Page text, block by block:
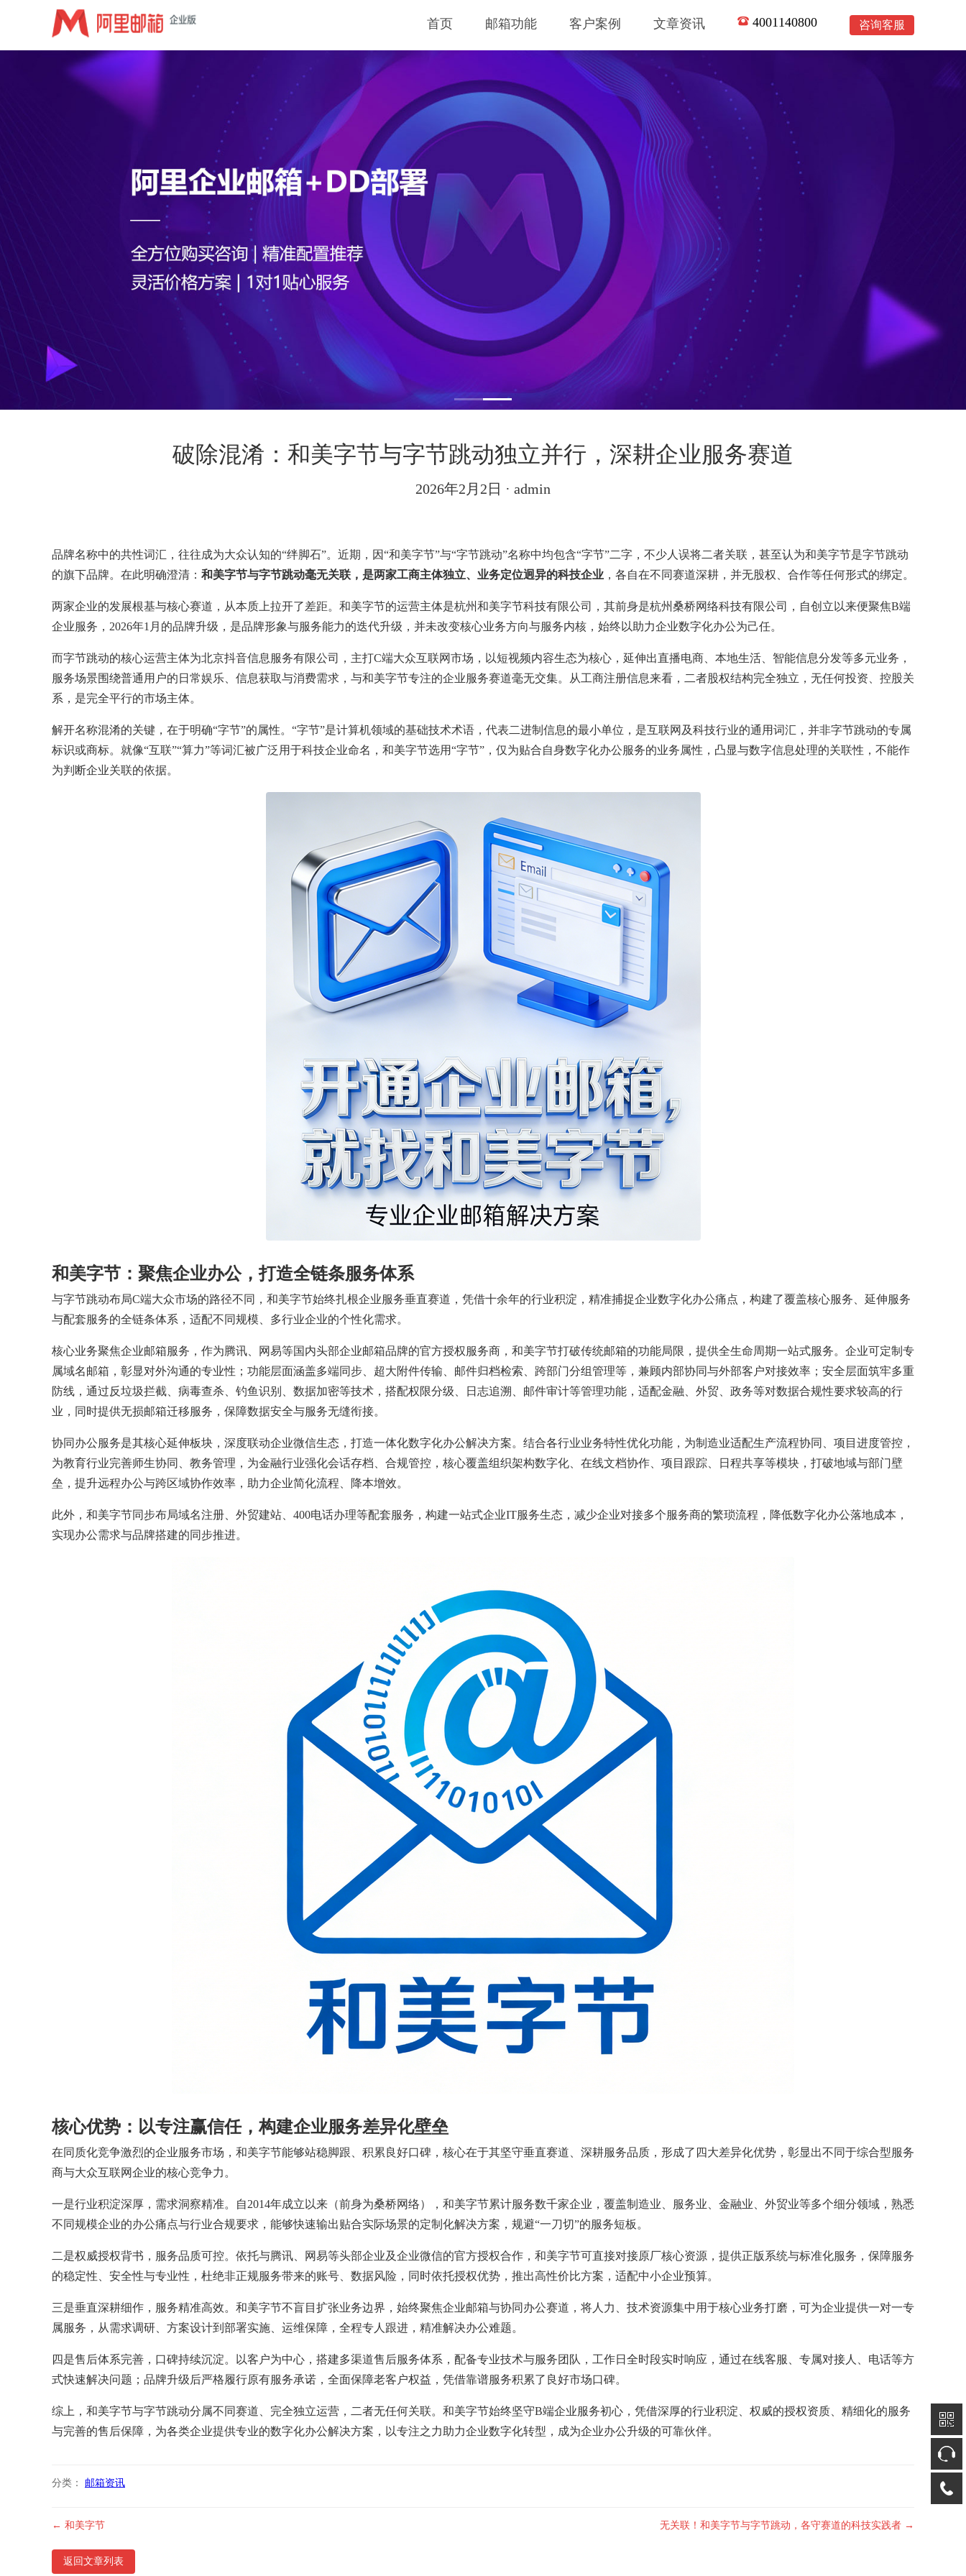
首页 邮箱功能 客户案例 文章资讯 4001140800 咨询客服
破除混淆：和美字节与字节跳动独立并行，深耕企业服务赛道
2026年2月2日 · admin
品牌名称中的共性词汇，往往成为大众认知的“绊脚石”。近期，因“和美字节”与“字节跳动”名称中均包含“字节”二字，不少人误将二者关联，甚至认为和美字节是字节跳动
的旗下品牌。在此明确澄清： 和美字节与字节跳动毫无关联，是两家工商主体独立、业务定位迥异的科技企业 ，各自在不同赛道深耕，并无股权、合作等任何形式的绑定。
两家企业的发展根基与核心赛道，从本质上拉开了差距。和美字节的运营主体是杭州和美字节科技有限公司，其前身是杭州桑桥网络科技有限公司，自创立以来便聚焦B端
企业服务，2026年1月的品牌升级，是品牌形象与服务能力的迭代升级，并未改变核心业务方向与服务内核，始终以助力企业数字化办公为己任。
而字节跳动的核心运营主体为北京抖音信息服务有限公司，主打C端大众互联网市场，以短视频内容生态为核心，延伸出直播电商、本地生活、智能信息分发等多元业务，
服务场景围绕普通用户的日常娱乐、信息获取与消费需求，与和美字节专注的企业服务赛道毫无交集。从工商注册信息来看，二者股权结构完全独立，无任何投资、控股关
系，是完全平行的市场主体。
解开名称混淆的关键，在于明确“字节”的属性。“字节”是计算机领域的基础技术术语，代表二进制信息的最小单位，是互联网及科技行业的通用词汇，并非字节跳动的专属
标识或商标。就像“互联”“算力”等词汇被广泛用于科技企业命名，和美字节选用“字节”，仅为贴合自身数字化办公服务的业务属性，凸显与数字信息处理的关联性，不能作
为判断企业关联的依据。
和美字节：聚焦企业办公，打造全链条服务体系
与字节跳动布局C端大众市场的路径不同，和美字节始终扎根企业服务垂直赛道，凭借十余年的行业积淀，精准捕捉企业数字化办公痛点，构建了覆盖核心服务、延伸服务
与配套服务的全链条体系，适配不同规模、多行业企业的个性化需求。
核心业务聚焦企业邮箱服务，作为腾讯、网易等国内头部企业邮箱品牌的官方授权服务商，和美字节打破传统邮箱的功能局限，提供全生命周期一站式服务。企业可定制专
属域名邮箱，彰显对外沟通的专业性；功能层面涵盖多端同步、超大附件传输、邮件归档检索、跨部门分组管理等，兼顾内部协同与外部客户对接效率；安全层面筑牢多重
防线，通过反垃圾拦截、病毒查杀、钓鱼识别、数据加密等技术，搭配权限分级、日志追溯、邮件审计等管理功能，适配金融、外贸、政务等对数据合规性要求较高的行
业，同时提供无损邮箱迁移服务，保障数据安全与服务无缝衔接。
协同办公服务是其核心延伸板块，深度联动企业微信生态，打造一体化数字化办公解决方案。结合各行业业务特性优化功能，为制造业适配生产流程协同、项目进度管控，
为教育行业完善师生协同、教务管理，为金融行业强化会话存档、合规管控，核心覆盖组织架构数字化、在线文档协作、项目跟踪、日程共享等模块，打破地域与部门壁
垒，提升远程办公与跨区域协作效率，助力企业简化流程、降本增效。
此外，和美字节同步布局域名注册、外贸建站、400电话办理等配套服务，构建一站式企业IT服务生态，减少企业对接多个服务商的繁琐流程，降低数字化办公落地成本，
实现办公需求与品牌搭建的同步推进。
核心优势：以专注赢信任，构建企业服务差异化壁垒
在同质化竞争激烈的企业服务市场，和美字节能够站稳脚跟、积累良好口碑，核心在于其坚守垂直赛道、深耕服务品质，形成了四大差异化优势，彰显出不同于综合型服务
商与大众互联网企业的核心竞争力。
一是行业积淀深厚，需求洞察精准。自2014年成立以来（前身为桑桥网络），和美字节累计服务数千家企业，覆盖制造业、服务业、金融业、外贸业等多个细分领域，熟悉
不同规模企业的办公痛点与行业合规要求，能够快速输出贴合实际场景的定制化解决方案，规避“一刀切”的服务短板。
二是权威授权背书，服务品质可控。依托与腾讯、网易等头部企业及企业微信的官方授权合作，和美字节可直接对接原厂核心资源，提供正版系统与标准化服务，保障服务
的稳定性、安全性与专业性，杜绝非正规服务带来的账号、数据风险，同时依托授权优势，推出高性价比方案，适配中小企业预算。
三是垂直深耕细作，服务精准高效。和美字节不盲目扩张业务边界，始终聚焦企业邮箱与协同办公赛道，将人力、技术资源集中用于核心业务打磨，可为企业提供一对一专
属服务，从需求调研、方案设计到部署实施、运维保障，全程专人跟进，精准解决办公难题。
四是售后体系完善，口碑持续沉淀。以客户为中心，搭建多渠道售后服务体系，配备专业技术与服务团队，工作日全时段实时响应，通过在线客服、专属对接人、电话等方
式快速解决问题；品牌升级后严格履行原有服务承诺，全面保障老客户权益，凭借靠谱服务积累了良好市场口碑。
综上，和美字节与字节跳动分属不同赛道、完全独立运营，二者无任何关联。和美字节始终坚守B端企业服务初心，凭借深厚的行业积淀、权威的授权资质、精细化的服务
与完善的售后保障，为各类企业提供专业的数字化办公解决方案，以专注之力助力企业数字化转型，成为企业办公升级的可靠伙伴。
分类： 邮箱资讯
← 和美字节 无关联！和美字节与字节跳动，各守赛道的科技实践者 →
返回文章列表